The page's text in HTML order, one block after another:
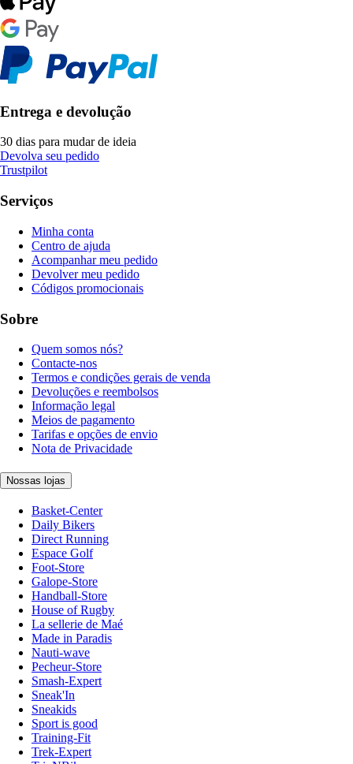
Entrega e devolução
30 dias para mudar de ideia
Devolva seu pedido
Trustpilot
Serviços
Minha conta
Centro de ajuda
Acompanhar meu pedido
Devolver meu pedido
Códigos promocionais
Sobre
Quem somos nós?
Contacte-nos
Termos e condições gerais de venda
Devoluções e reembolsos
Informação legal
Meios de pagamento
Tarifas e opções de envio
Nota de Privacidade
Nossas lojas
Basket-Center
Daily Bikers
Direct Running
Espace Golf
Foot-Store
Galope-Store
Handball-Store
House of Rugby
La sellerie de Maé
Made in Paradis
Nauti-wave
Pecheur-Store
Smash-Expert
Sneak'In
Sneakids
Sport is good
Training-Fit
Trek-Expert